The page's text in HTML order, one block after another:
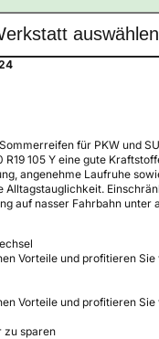
auswählen
für PKW und
105 Y eine gute
angenehme Laufruhe
Alltagstauglichkeit.
auf nasser Fahrbahn unter
Vorteile und profitieren Sie
Vorteile und profitieren Sie
zu sparen